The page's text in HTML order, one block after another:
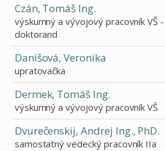
Czán, Tomáš Ing.
výskumný a vývojový pracovník VŠ -
doktorand
Danišová, Veronika
upratovačka
Dermek, Tomáš Ing.
výskumný a vývojový pracovník VŠ
Dvurečenskij, Andrej Ing., PhD.
samostatný vedecký pracovník IIa